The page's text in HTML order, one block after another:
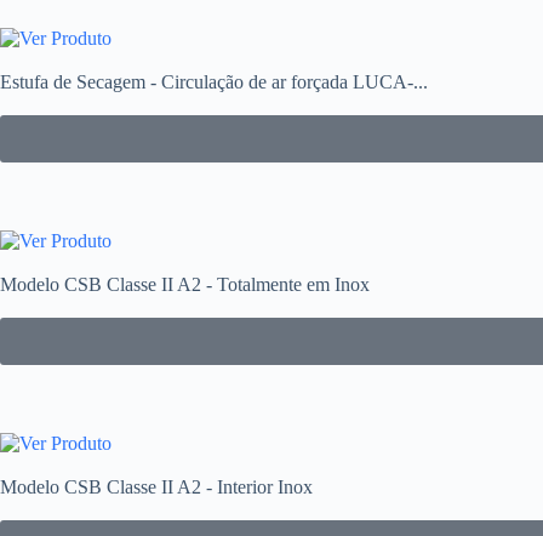
Estufa de Secagem - Circulação de ar forçada LUCA-...
Modelo CSB Classe II A2 - Totalmente em Inox
Modelo CSB Classe II A2 - Interior Inox